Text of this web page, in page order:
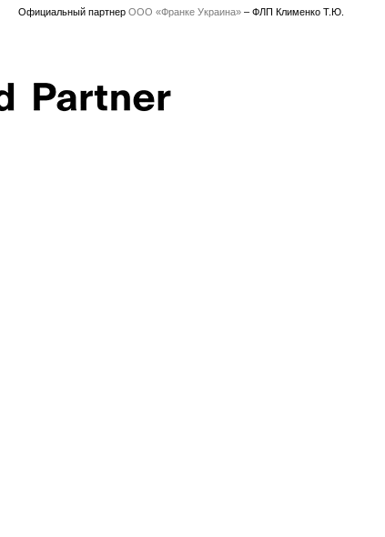
Официальный партнер ООО «Франке Украина» – ФЛП Клименко Т.Ю.